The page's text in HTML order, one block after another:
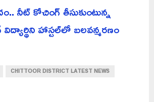
నీట్ కోచింగ్ తీసుకుంటున్న
హాస్టల్‌లో బలవన్మరణం
CHITTOOR DISTRICT LATEST NEWS